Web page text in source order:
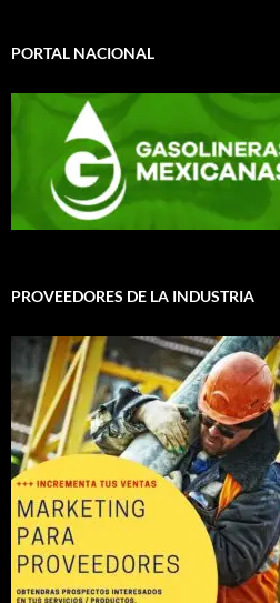
PORTAL NACIONAL
PROVEEDORES DE LA INDUSTRIA